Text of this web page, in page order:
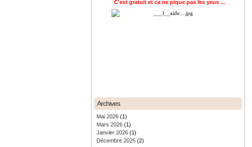
C'est gratuit et ca ne pique pas les yeux ...
Archives
Mai 2026 (1)
Mars 2026 (1)
Janvier 2026 (1)
Décembre 2025 (2)